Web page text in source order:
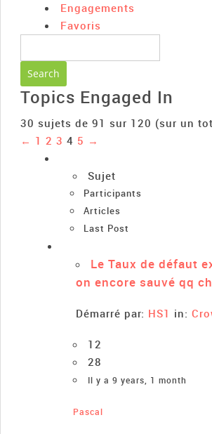
Engagements
Favoris
Topics Engaged In
30 sujets de 91 sur 120 (sur un
← 1 2 3 4 5 →
Sujet
Participants
Articles
Last Post
Le Taux de défaut
on encore sauvé qq
Démarré par: HS1 in:
12
28
Il y a 9 years, 1 month
Pascal